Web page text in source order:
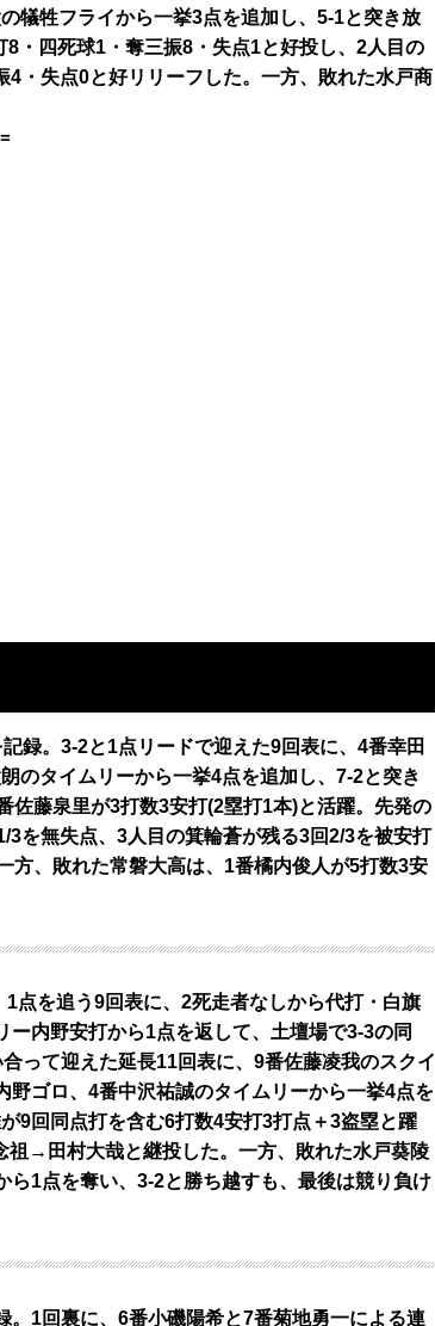
犠牲フライから一挙3点を追加し、5-1と突き放
・四死球1・奪三振8・失点1と好投し、2人目の
・失点0と好リリーフした。一方、敗れた水戸商
録。3-2と1点リードで迎えた9回表に、4番幸田
のタイムリーから一挙4点を追加し、7-2と突き
佐藤泉里が3打数3安打(2塁打1本)と活躍。先発の
を無失点、3人目の箕輪蒼が残る3回2/3を被安打
方、敗れた常磐大高は、1番橘内俊人が5打数3安
点を追う9回表に、2死走者なしから代打・白旗
内野安打から1点を返して、土壇場で3-3の同
って迎えた延長11回表に、9番佐藤凌我のスクイ
ゴロ、4番中沢祐誠のタイムリーから一挙4点を
9回同点打を含む6打数4安打3打点＋3盗塁と躍
→田村大哉と継投した。一方、敗れた水戸葵陵
1点を奪い、3-2と勝ち越すも、最後は競り負け
1回裏に、6番小磯陽希と7番菊地勇一による連